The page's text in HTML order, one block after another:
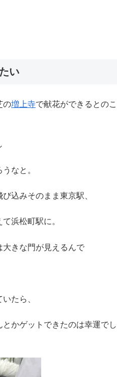
い
の増上寺で献花ができるとのこ
なと。
込みそのまま東京駅、
浜松町駅に。
きな門が見えるんで
たら、
かゲットできたのは幸運でし